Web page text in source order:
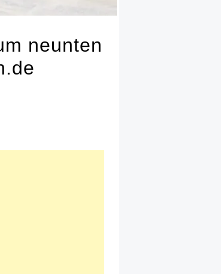
neunten